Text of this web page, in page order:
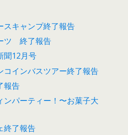
キャンプ終了報告
ツ 終了報告
12月号
インバスツアー終了報告
報告
パーティー！〜お菓子大
了報告